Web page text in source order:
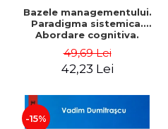
Bazele managementului.
Paradigma sistemica.
Abordare cognitiva.
comportamentala - Vadim
Dumitrascu
49,69 Lei
42,23 Lei
-15%